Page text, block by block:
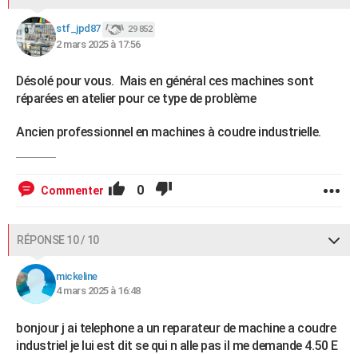
stf_jpd87 29 852
2 mars 2025 à 17:56
Désolé pour vous. Mais en général ces machines sont
réparées en atelier pour ce type de problème
Ancien professionnel en machines à coudre industrielle.
Commenter 0
RÉPONSE 10 / 10
mickeline
4 mars 2025 à 16:48
bonjour j ai telephone a un reparateur de machine a coudre
industriel je lui est dit se qui n alle pas il me demande 4.50 E